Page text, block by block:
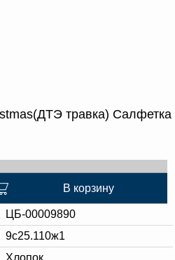
травка) Салфетка
В корзину
ЦБ-00009890
9с25.110ж1
Хлопок